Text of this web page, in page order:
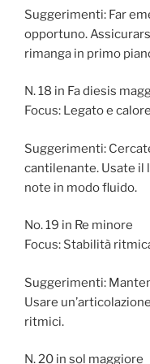
Suggerimenti: Far
opportuno.
rimanga in primo
N. 18 in Fa diesis
Focus: Legato e
Suggerimenti:
cantilenante. Usate il
note in modo fluido.
No. 19 in Re minore
Focus: Stabilità
Suggerimenti:
Usare
ritmici.
N. 20 in sol maggiore